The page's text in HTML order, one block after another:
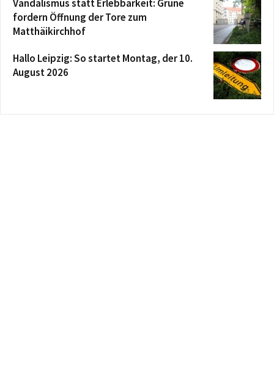
Vandalismus statt Erlebbarkeit: Grüne
fordern Öffnung der Tore zum
Matthäikirchhof
Hallo Leipzig: So startet Montag, der 10.
August 2026